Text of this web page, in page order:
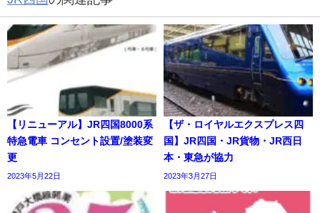
【リニューアル】JR四国8000系
特急電車 コンセント設置/塗装変
更
2023年5月22日
【ザ・ロイヤルエクスプレス四
国】JR四国・JR貨物・JR西日
本・東急が協力
2023年3月27日